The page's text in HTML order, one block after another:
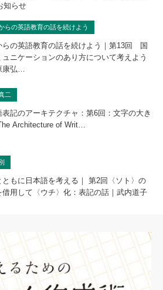
知らせ
らの英語教育の話を続けよう
らの英語教育の話を続けよう｜第13回 国
ュニケーションのあり方について考えよう
康弘…
二
表記のアーキテクチャ：第6回：文字の大き
Architecture of Writ…
ともに日本語を考える｜ 第2回〈ソト〉の
借用して〈ウチ〉化：表記の話｜武内道子